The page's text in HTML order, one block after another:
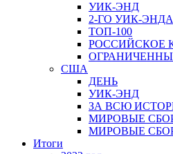
УИК-ЭНД
2-ГО УИК-ЭНДА
ТОП-100
РОССИЙСКОЕ
США
ДЕНЬ
УИК-ЭНД
ЗА ВСЮ
МИРОВЫЕ
МИРОВЫЕ
Итоги